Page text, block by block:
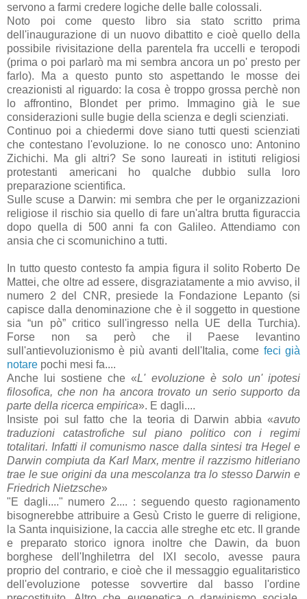
servono a farmi credere logiche delle balle colossali.
Noto poi come questo libro sia stato scritto prima
dell'inaugurazione di un nuovo dibattito e cioè quello della
possibile rivisitazione della parentela fra uccelli e teropodi
(prima o poi parlarò ma mi sembra ancora un po' presto per
farlo). Ma a questo punto sto aspettando le mosse dei
creazionisti al riguardo: la cosa è troppo grossa perchè non
lo affrontino, Blondet per primo. Immagino già le sue
considerazioni sulle bugie della scienza e degli scienziati.
Continuo poi a chiedermi dove siano tutti questi scienziati
che contestano l'evoluzione. Io ne conosco uno: Antonino
Zichichi. Ma gli altri? Se sono laureati in istituti religiosi
protestanti americani ho qualche dubbio sulla loro
preparazione scientifica.
Sulle scuse a Darwin: mi sembra che per le organizzazioni
religiose il rischio sia quello di fare un'altra brutta figuraccia
dopo quella di 500 anni fa con Galileo. Attendiamo con
ansia che ci scomunichino a tutti.
In tutto questo contesto fa ampia figura il solito Roberto De
Mattei, che oltre ad essere, disgraziatamente a mio avviso, il
numero 2 del CNR, presiede la Fondazione Lepanto (si
capisce dalla denominazione che è il soggetto in questione
sia “un pò” critico sull'ingresso nella UE della Turchia).
Forse non sa però che il Paese levantino
sull'antievoluzionismo è più avanti dell'Italia, come feci già
notare pochi mesi fa....
Anche lui sostiene che «L' evoluzione è solo un' ipotesi
filosofica, che non ha ancora trovato un serio supporto da
parte della ricerca empirica». E dagli....
Insiste poi sul fatto che la teoria di Darwin abbia «avuto
traduzioni catastrofiche sul piano politico con i regimi
totalitari. Infatti il comunismo nasce dalla sintesi tra Hegel e
Darwin compiuta da Karl Marx, mentre il razzismo hitleriano
trae le sue origini da una mescolanza tra lo stesso Darwin e
Friedrich Nietzsche»
"E dagli...." numero 2.... : seguendo questo ragionamento
bisognerebbe attribuire a Gesù Cristo le guerre di religione,
la Santa inquisizione, la caccia alle streghe etc etc. Il grande
e preparato storico ignora inoltre che Dawin, da buon
borghese dell'Inghiletrra del IXI secolo, avesse paura
proprio del contrario, e cioè che il messaggio egualitaristico
dell'evoluzione potesse sovvertire dal basso l'ordine